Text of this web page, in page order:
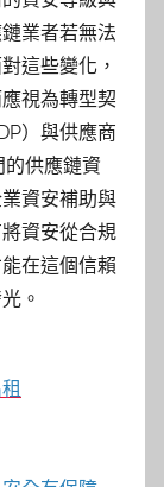
業者若無法
這些變化，
視為轉型契
）與供應商
供應鏈資
資安補助與
資安從合規
在這個信賴
。